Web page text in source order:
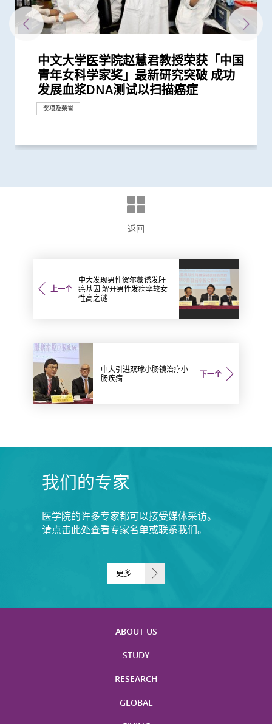
中文大学医学院赵慧君教授荣获「中国
青年女科学家奖」最新研究突破 成功
发展血浆DNA测试以扫描癌症
奖项及荣誉
中大医学院三位学者荣膺「2020年全球
20位顶尖转化研究科学家」 卢煜明教
授连续五年获选
奖项及荣誉
中大率先推出无创性唐氏综合症产前诊
断服务 革命性研究成果推展至香港及
美国
研究
中大全球首次揭示CD4+ Treg细胞启动
心脏再生机制 为心脏修复治疗带来新
靶点
研究
中大发现抗病毒药新研发靶点 可应用
於对抗多种病毒感染
研究
中大卢煜明教授获颁首届腾冲科学大奖
奖项及荣誉
中大卢煜明教授获选中国科学院院士
奖项及荣誉
中大卢煜明教授获颁有「美国最高荣誉
生物医学科学奖」之称的「拉斯克奖」
奖项及荣誉
中大研究显示第三剂疫苗是高危群组抵
抗新冠病毒感染的关键
研究
中大研究显示订立标准的实验设置有助
确保新冠病毒核酸检测表现
研究
中大医学院卢煜明教授成史上首名生物
学科「皇家奖章」华人得主
奖项及荣誉
中大医学院卢煜明教授荣获有「科学界
奥斯卡」之称的「科学突破奖」
奖项及荣誉
「全球20位顶尖转化研究科学家」 中
大占二席 唯一上榜香港学府 卢煜明教
授连续第三年获选
奖项及荣誉
中大卢煜明教授再度获选「全球20位顶
尖转化研究科学家」
奖项及荣誉
中大完成二万人「血浆DNA」鼻咽癌筛
查研究 大幅推前癌症发现期数
研究
中大卢煜明教授获颁首届「未来科学大
奖」 从事产前检测研究逾廿载 「科
学是我生命中不可分割的一部分」
奖项及荣誉
中大再获夏约书孤儿症基金会支持新生
儿筛查服务 新增「先天性肾上腺皮质
增生症」检测
捐款
开创无创性产前检查 中大卢煜明教授
膺选美国国家科学院院士
奖项及荣誉
返回
上一个
中大发现男性贺尔蒙诱发肝
癌基因 解开男性发病率较女
性高之谜
下一个
中大引进双球小肠镜治疗小
肠疾病
我们的专家
医学院的许多专家都可以接受媒体采访。
请点击此处查看专家名单或联系我们。
更多
ABOUT US
STUDY
RESEARCH
GLOBAL